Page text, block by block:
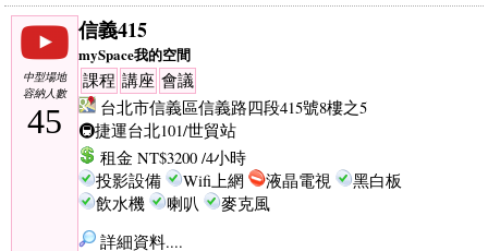
中型場地
容納人數
45
信義415
mySpace我的空間
課程 講座 會議
台北市信義區信義路四段415號8樓之5
🚇捷運台北101/世貿站
租金 NT$3200 /4小時
投影設備
Wifi上網 液晶電視
黑白板
飲水機
喇叭
麥克風
詳細資料....